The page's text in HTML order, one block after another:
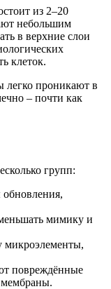
из 2–20
небольшим
в верхние слои
клеток.
легко проникают в
– почти как
групп:
мимику и
микроэлементы,
повреждённые